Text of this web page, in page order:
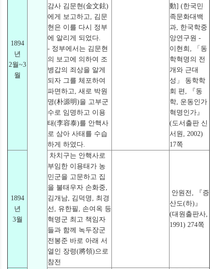
1894
년
2월~3
월
감사 김문현(金文鉉)
에게 보고하고, 김문
현은 이를 다시 정부
에 알리게 되었다.
- 정부에서는 김문현
의 보고에 의하여 조
병갑의 죄상을 알게
되자 그를 체포하여
파면하고, 새로 박원
명(朴源明)을 고부군
수로 임명하고 이용
태(李容泰)를 안핵사
로 삼아 사태를 수습
하게 하였다.
動] (한국민
족문화대백
과, 한국학중
앙연구원 -
이현희, 「동
학혁명의 전
개와 근대
성」 동학학
회 편, 『동
학, 운동인가
혁명인가』
(도서출판 신
서원, 2002)
17쪽
1894
년
3월
차치구는 안핵사로
부임한 이용태가 농
민군을 고문하고 집
을 불태우자 손화중,
김개남, 김덕명, 최경
선, 유한필, 손여옥 등
혁명군 최고 책임자
들과 함께 녹두장군
전봉준 바로 아래 서
열인 장령(將領)으로
참전
안원전, 『증
산도(하)』
(대원출판사,
1991) 274쪽